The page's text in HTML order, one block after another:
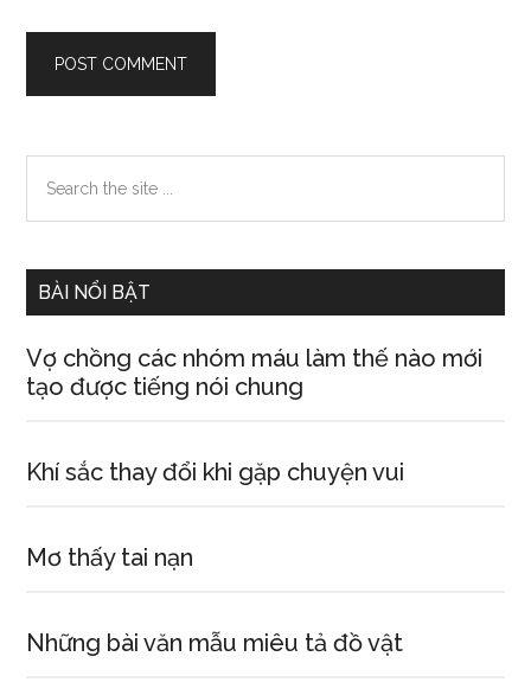
Primary
Sidebar
the
BÀI NỔI BẬT
Vợ chồng các nhóm máu làm thế nào mới
tạo được tiếng nói chung
Khí sắc thay đổi khi gặp chuyện vui
Mơ thấy tai nạn
Những bài văn mẫu miêu tả đồ vật